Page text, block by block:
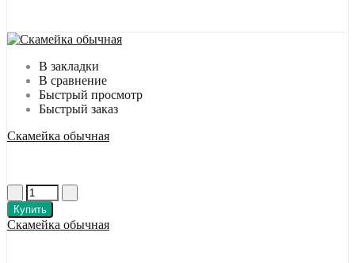
В закладки
В сравнение
Быстрый просмотр
Быстрый заказ
Скамейка обычная
Купить
Скамейка обычная